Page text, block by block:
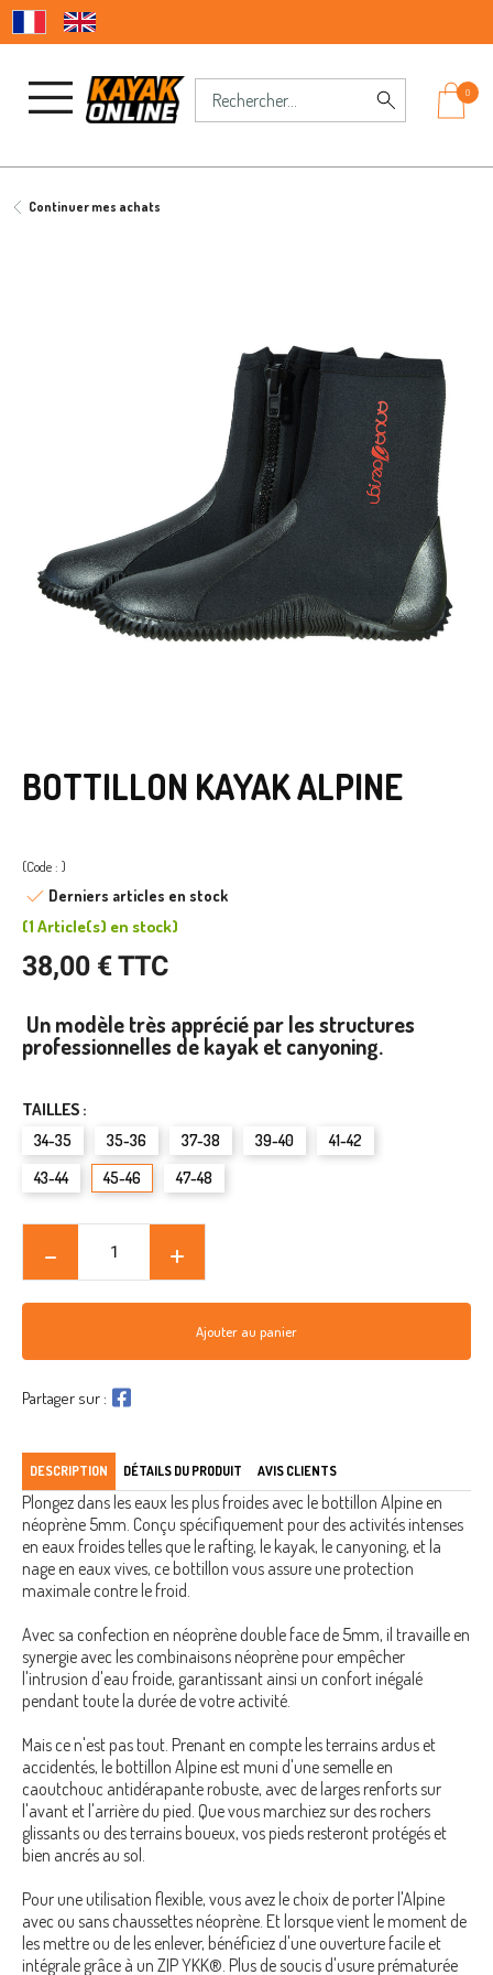
0
Continuer mes achats
DESCRIPTION DÉTAILS DU PRODUIT AVIS CLIENTS
Plongez dans les eaux les plus froides avec le bottillon Alpine en
néoprène 5mm. Conçu spécifiquement pour des activités intenses
en eaux froides telles que le rafting, le kayak, le canyoning, et la
nage en eaux vives, ce bottillon vous assure une protection
maximale contre le froid.
Avec sa confection en néoprène double face de 5mm, il travaille en
synergie avec les combinaisons néoprène pour empêcher
l'intrusion d'eau froide, garantissant ainsi un confort inégalé
pendant toute la durée de votre activité.
Mais ce n'est pas tout. Prenant en compte les terrains ardus et
accidentés, le bottillon Alpine est muni d'une semelle en
caoutchouc antidérapante robuste, avec de larges renforts sur
l'avant et l'arrière du pied. Que vous marchiez sur des rochers
glissants ou des terrains boueux, vos pieds resteront protégés et
bien ancrés au sol.
Pour une utilisation flexible, vous avez le choix de porter l'Alpine
avec ou sans chaussettes néoprène. Et lorsque vient le moment de
les mettre ou de les enlever, bénéficiez d'une ouverture facile et
intégrale grâce à un ZIP YKK®. Plus de soucis d'usure prématurée
BOTTILLON KAYAK ALPINE
(Code : )
Derniers articles en stock
(1 Article(s) en stock)
38,00 € TTC
Un modèle très apprécié par les structures
professionnelles de kayak et canyoning.
TAILLES :
34-35 35-36 37-38 39-40
41-42
43-44
45-46 47-48
Ajouter au panier
Partager sur :